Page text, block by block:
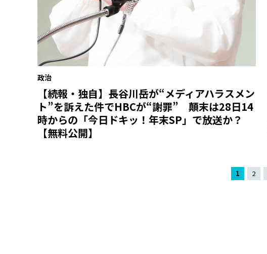
政治
【続報・独自】長谷川岳が“メディアハラスメン
ト”を訴えた件でHBCが“謝罪” 顛末は28日14
時からの「今日ドキッ！年末SP」で放送か？
【無料公開】
1 2